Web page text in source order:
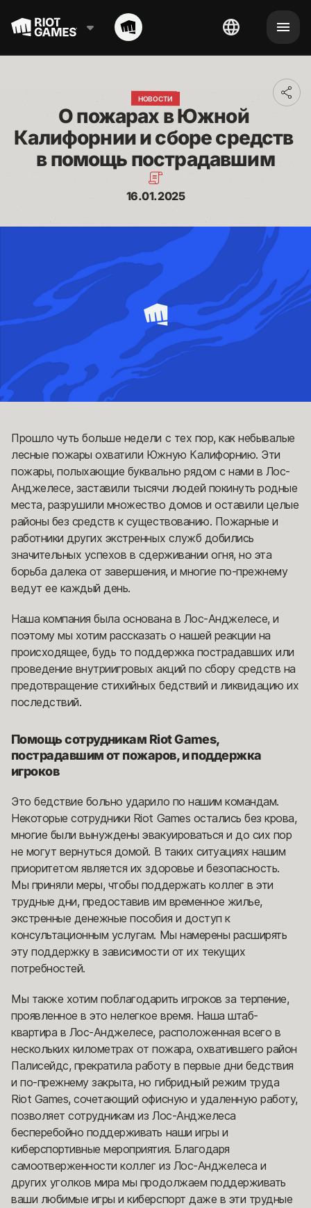
НОВОСТИ
О пожарах в Южной
Калифорнии и сборе средств
в помощь пострадавшим
16.01.2025
Прошло чуть больше недели с тех пор, как небывалые
лесные пожары охватили Южную Калифорнию. Эти
пожары, полыхающие буквально рядом с нами в Лос-
Анджелесе, заставили тысячи людей покинуть родные
места, разрушили множество домов и оставили целые
районы без средств к существованию. Пожарные и
работники других экстренных служб добились
значительных успехов в сдерживании огня, но эта
борьба далека от завершения, и многие по-прежнему
ведут ее каждый день.
Наша компания была основана в Лос-Анджелесе, и
поэтому мы хотим рассказать о нашей реакции на
происходящее, будь то поддержка пострадавших или
проведение внутриигровых акций по сбору средств на
предотвращение стихийных бедствий и ликвидацию их
последствий.
Помощь сотрудникам Riot Games,
пострадавшим от пожаров, и поддержка
игроков
Это бедствие больно ударило по нашим командам.
Некоторые сотрудники Riot Games остались без крова,
многие были вынуждены эвакуироваться и до сих пор
не могут вернуться домой. В таких ситуациях нашим
приоритетом является их здоровье и безопасность.
Мы приняли меры, чтобы поддержать коллег в эти
трудные дни, предоставив им временное жилье,
экстренные денежные пособия и доступ к
консультационным услугам. Мы намерены расширять
эту поддержку в зависимости от их текущих
потребностей.
Мы также хотим поблагодарить игроков за терпение,
проявленное в это нелегкое время. Наша штаб-
квартира в Лос-Анджелесе, расположенная всего в
нескольких километрах от пожара, охватившего район
Палисейдс, прекратила работу в первые дни бедствия
и по-прежнему закрыта, но гибридный режим труда
Riot Games, сочетающий офисную и удаленную работу,
позволяет сотрудникам из Лос-Анджелеса
бесперебойно поддерживать наши игры и
киберспортивные мероприятия. Благодаря
самоотверженности коллег из Лос-Анджелеса и
других уголков мира мы продолжаем поддерживать
ваши любимые игры и киберспорт даже в эти трудные